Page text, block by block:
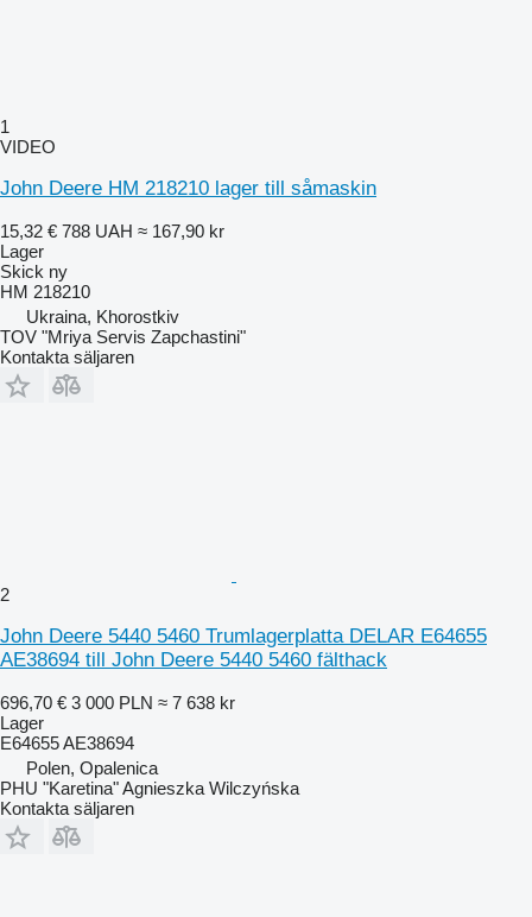
1
VIDEO
John Deere HM 218210 lager till såmaskin
15,32 € 788 UAH ≈ 167,90 kr
Lager
Skick ny
HM 218210
Ukraina, Khorostkiv
TOV "Mriya Servis Zapchastini"
Kontakta säljaren
2
John Deere 5440 5460 Trumlagerplatta DELAR E64655
AE38694 till John Deere 5440 5460 fälthack
696,70 € 3 000 PLN ≈ 7 638 kr
Lager
E64655 AE38694
Polen, Opalenica
PHU "Karetina" Agnieszka Wilczyńska
Kontakta säljaren